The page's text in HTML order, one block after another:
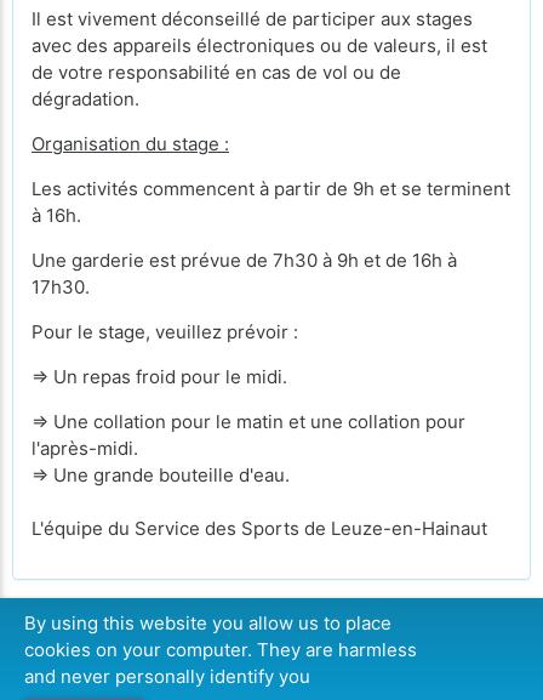
Il est vivement déconseillé de participer aux stages
avec des appareils électroniques ou de valeurs, il est
de votre responsabilité en cas de vol ou de
dégradation.
Organisation du stage :
Les activités commencent à partir de 9h et se terminent
à 16h.
Une garderie est prévue de 7h30 à 9h et de 16h à
17h30.
Pour le stage, veuillez prévoir :
⇒ Un repas froid pour le midi.
⇒ Une collation pour le matin et une collation pour
l'après-midi.
⇒ Une grande bouteille d'eau.
L'équipe du Service des Sports de Leuze-en-Hainaut
COMPLET
By using this website you allow us to place
cookies on your computer. They are harmless
and never personally identify you